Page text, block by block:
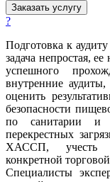
Заказать услугу
?
Подготовка к
задача непростая,
успешного
внутренние аудиты,
оценить
безопасности
по санитарии и
перекрестных
ХАССП, учесть
конкретной
Специалисты